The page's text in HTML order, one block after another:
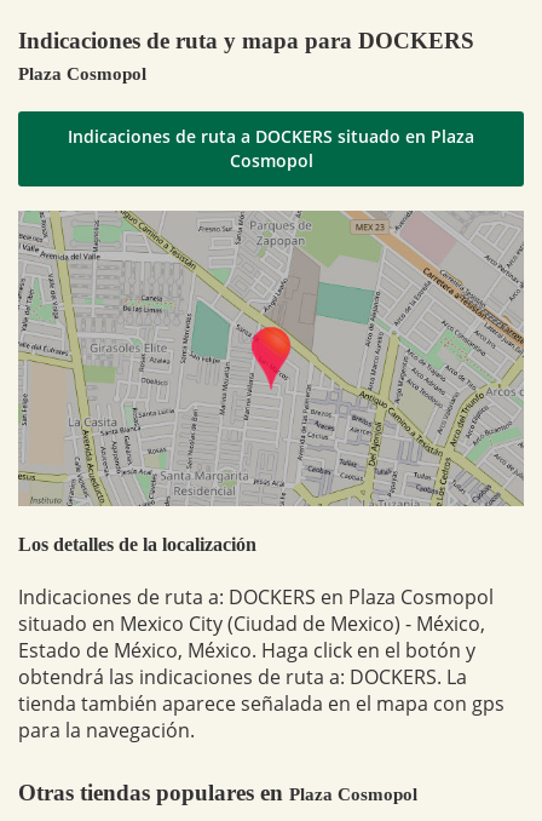
Indicaciones de ruta y mapa para DOCKERS
Plaza Cosmopol
Indicaciones de ruta a DOCKERS situado en Plaza
Cosmopol
Los detalles de la localización
Indicaciones de ruta a: DOCKERS en Plaza Cosmopol
situado en Mexico City (Ciudad de Mexico) - México,
Estado de México, México. Haga click en el botón y
obtendrá las indicaciones de ruta a: DOCKERS. La
tienda también aparece señalada en el mapa con gps
para la navegación.
Otras tiendas populares en Plaza Cosmopol